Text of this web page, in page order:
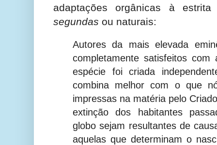
adaptações orgânicas à
segundas ou naturais:
Autores da mais elevada
completamente satisfeitos
espécie foi criada
combina melhor com o que
impressas na matéria pelo
extinção dos habitantes
globo sejam resultantes de
aquelas que determinam o